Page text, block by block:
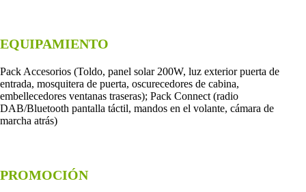
EQUIPAMIENTO
Pack Accesorios (Toldo, panel solar 200W, luz exterior puerta de
entrada, mosquitera de puerta, oscurecedores de cabina,
embellecedores ventanas traseras); Pack Connect (radio
DAB/Bluetooth pantalla táctil, mandos en el volante, cámara de
marcha atrás)
PROMOCIÓN